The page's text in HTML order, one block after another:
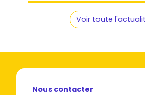
Revente: privilégie un
(transports, canal, commerces)
extérieur pour maximiser la
programmes en immobilier neuf à
Vivre dans le neuf, filtre par budget,
livraison, et demande les plans
sereinement.
Voir toute
Nous contacter